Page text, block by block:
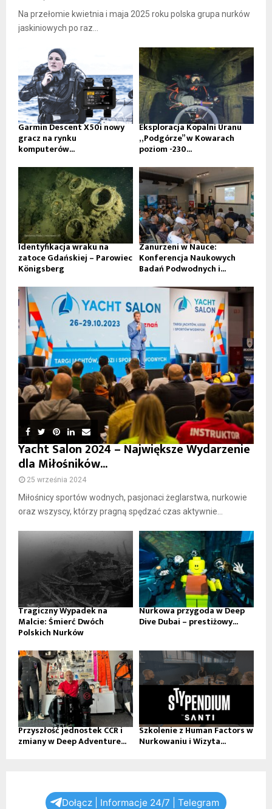
Na przełomie kwietnia i maja 2025 roku polska grupa nurków
jaskiniowych po raz...
Garmin Descent X50i nowy
gracz na rynku
komputerów...
Eksploracja Kopalni Uranu
„Podgórze” w Kowarach
poziom -230...
Identyfikacja wraku na
zatoce Gdańskiej – Parowiec
Königsberg
Zanurzeni w Nauce:
Konferencja Naukowych
Badań Podwodnych i...
Yacht Salon 2024 – Największe Wydarzenie
dla Miłośników...
25 września 2024
Miłośnicy sportów wodnych, pasjonaci żeglarstwa, nurkowie
oraz wszyscy, którzy pragną spędzać czas aktywnie...
Tragiczny Wypadek na
Malcie: Śmierć Dwóch
Polskich Nurków
Nurkowa przygoda w Deep
Dive Dubai – prestiżowy...
Przyszłość jednostek CCR i
zmiany w Deep Adventure...
Szkolenie z Human Factors w
Nurkowaniu i Wizyta...
Dołącz | Informacje 24/7 | Telegram